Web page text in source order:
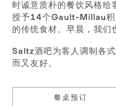
时诚意质朴的餐饮风格给
授予14个Gault-Millau积
的传统食材。早晨，我们
Saltz酒吧为客人调制各
而又友好。
餐桌预订